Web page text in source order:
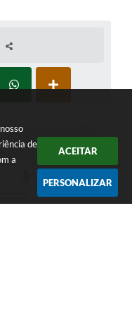
de
a
ACEITAR
PERSONALIZAR